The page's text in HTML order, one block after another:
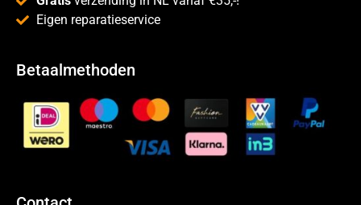
Eigen reparatieservice
Betaalmethoden